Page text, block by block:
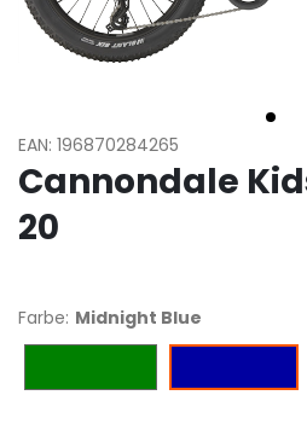
EAN: 196870284265
Cannondale
20
Farbe: Midnight Blue